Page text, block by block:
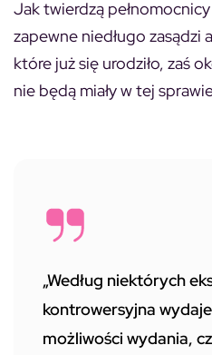
Jak twierdzą pełnomocnicy
zapewne niedługo zasądzi
które już się urodziło, zaś
nie będą miały w tej
„Według niektórych
kontrowersyjna
możliwości wydania,